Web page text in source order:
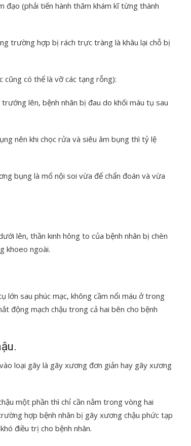
đạo (phải tiến hành thăm khám kĩ từng thành
trường hợp bị rách trực tràng là khâu lại chỗ bị
cũng có thể là vỡ các tạng rỗng):
lên, bệnh nhân bị đau do khối máu tụ sau
nên khi chọc rửa và siêu âm bụng thì tỷ lệ
bụng là mổ nội soi vừa để chẩn đoán và vừa
lên, thần kinh hông to của bệnh nhân bị chèn
khoeo ngoài.
lớn sau phúc mạc, không cầm nổi máu ở trong
động mạch chậu trong cả hai bên cho bệnh
loại gãy là gãy xương đơn giản hay gãy xương
một phần thì chỉ cần nằm trong vòng hai
hợp bệnh nhân bị gãy xương chậu phức tạp
điều trị cho bệnh nhân.